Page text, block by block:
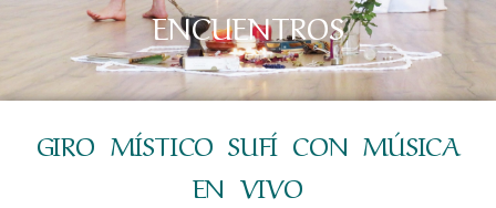
ENCUENTROS
GIRO MÍSTICO SUFÍ CON MÚSICA
EN VIVO